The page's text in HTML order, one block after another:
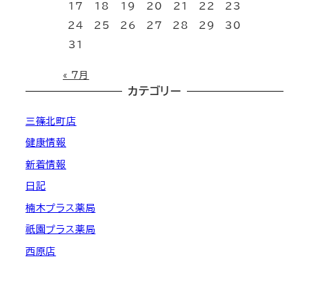
17
18 19 20 21 22
23
24
25 26 27 28 29
30
31
« 7月
カテゴリー
三篠北町店
健康情報
新着情報
日記
楠木プラス薬局
祇園プラス薬局
西原店